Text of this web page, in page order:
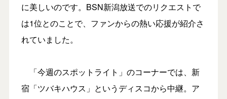
に美しいのです。BSN新潟放送でのリクエストで
は1位とのことで、ファンからの熱い応援が紹介さ
れていました。
「今週のスポットライト」のコーナーでは、新
宿「ツバキハウス」というディスコから中継。ア